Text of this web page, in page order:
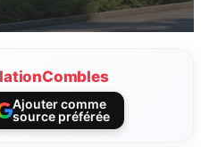
Ajouter comme
source préférée